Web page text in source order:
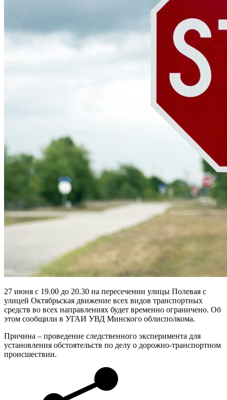
27 июня с 19.00 до 20.30 на пересечении улицы Полевая с
улицей Октябрьская движение всех видов транспортных
средств во всех направлениях будет временно ограничено. Об
этом сообщили в УГАИ УВД Минского облисполкома.
Причина – проведение следственного эксперимента для
установления обстоятельств по делу о дорожно-транспортном
происшествии.